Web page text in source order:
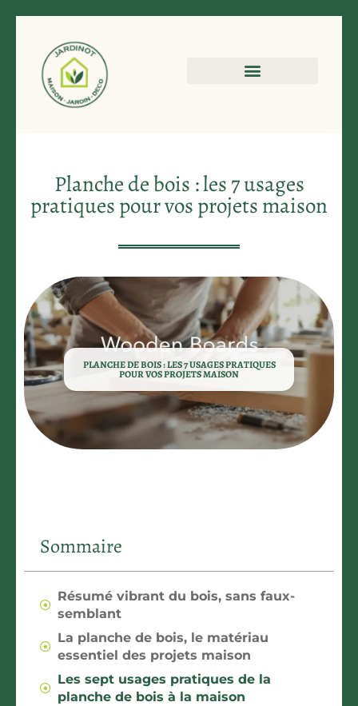
Planche de bois : les 7 usages
pratiques pour vos projets maison
PLANCHE DE BOIS : LES 7 USAGES PRATIQUES
POUR VOS PROJETS MAISON
Sommaire
Résumé vibrant du bois, sans faux-
semblant
La planche de bois, le matériau
essentiel des projets maison
Les sept usages pratiques de la
planche de bois à la maison